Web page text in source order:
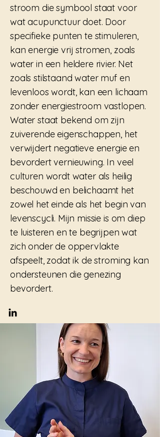
stroom die symbool staat voor
wat acupunctuur doet. Door
specifieke punten te stimuleren,
kan energie vrij stromen, zoals
water in een heldere rivier. Net
zoals stilstaand water muf en
levenloos wordt, kan een lichaam
zonder energiestroom vastlopen.
Water staat bekend om zijn
zuiverende eigenschappen, het
verwijdert negatieve energie en
bevordert vernieuwing. In veel
culturen wordt water als heilig
beschouwd en belichaamt het
zowel het einde als het begin van
levenscycli.​ Mijn missie is om diep
te luisteren en te begrijpen wat
zich onder de oppervlakte
afspeelt, zodat ik de stroming kan
ondersteunen die genezing
bevordert.